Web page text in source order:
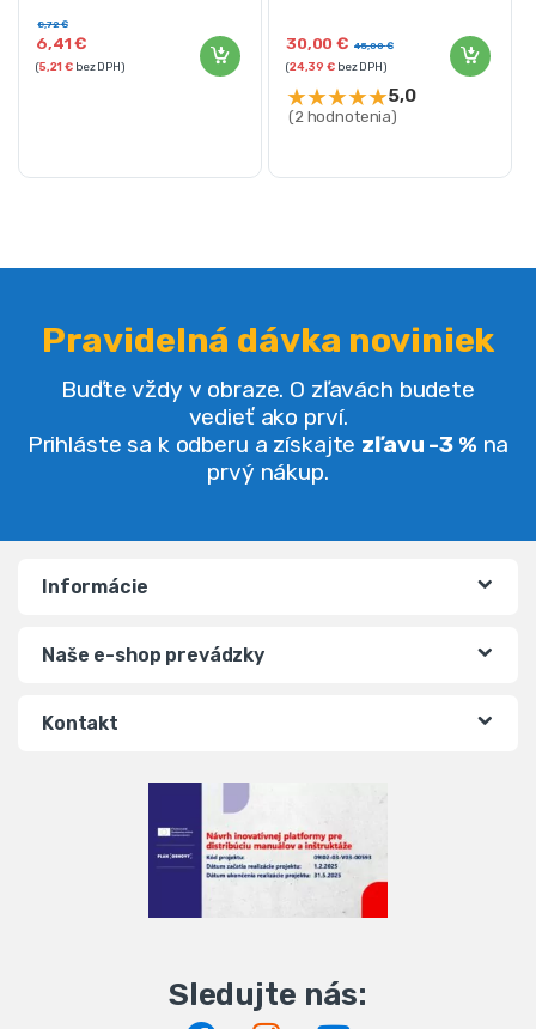
6,41€
8,72€
(5,21€ bez DPH)
30,00€ 45,00€
(24,39€bez DPH)
★★★★★5,0
(2 hodnotenia)
Pravidelná dávka noviniek
Buďte vždy v obraze. O zľavách budete
vedieť ako prví.
Prihláste sa k odberu a získajte zľavu -3 % na
prvý nákup.
Informácie
Naše e-shop prevádzky
Kontakt